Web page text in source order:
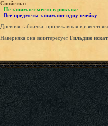
Свойства:
Не занимает место в рюкзаке
Все предметы занимают одну ячейку
Древняя табличка, пролежавшая в
Наверняка она заинтересует Гильдию